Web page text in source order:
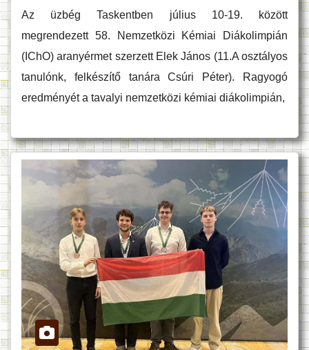
Az üzbég Taskentben július 10-19. között
megrendezett 58. Nemzetközi Kémiai Diákolimpián
(IChO) aranyérmet szerzett Elek János (11.A osztályos
tanulónk, felkészítő tanára Csúri Péter). Ragyogó
eredményét a tavalyi nemzetközi kémiai diákolimpián,